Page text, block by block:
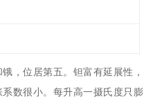
，位居第五。钽富有延展性，
数很小。每升高一摄氏度只膨